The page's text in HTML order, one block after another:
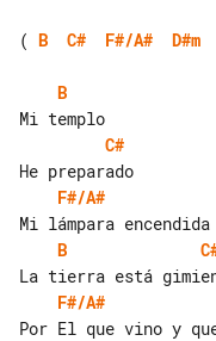
( B C# F#/A# D#m
B
C#
F#/A#
B
F#/A#
Por El que vino y